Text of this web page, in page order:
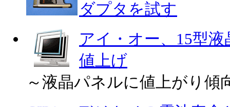
ダプタを試す
アイ・オー、15型
値上げ
～液晶パネルに値上がり傾